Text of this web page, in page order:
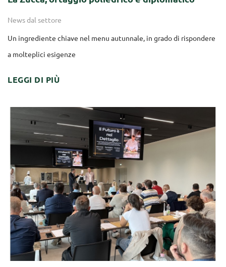
News dal settore
Un ingrediente chiave nel menu autunnale, in grado di rispondere
a molteplici esigenze
LEGGI DI PIÙ